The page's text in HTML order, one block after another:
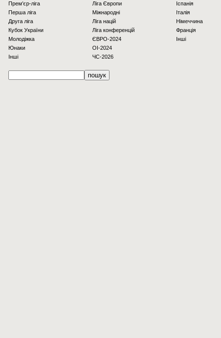
Прем'єр-ліга
Перша ліга
Друга ліга
Кубок України
Молодіжка
Юнаки
Інші
Ліга Європи
Міжнародні
Ліга націй
Ліга конференцій
ЄВРО-2024
OI-2024
ЧС-2026
Іспанія
Італія
Німеччина
Франція
Інші